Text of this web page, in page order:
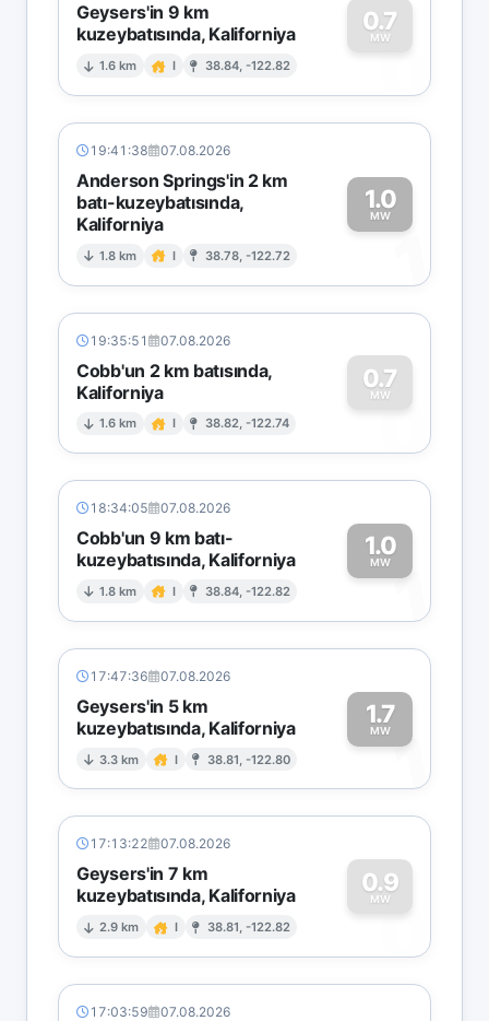
Geysers'in 9 km
kuzeybatısında, Kaliforniya
1.6 km I 38.84, -122.82
0.7
MW
0
19:41:38 07.08.2026
Anderson Springs'in 2 km
batı-kuzeybatısında,
Kaliforniya
1.8 km I 38.78, -122.72
1.0
MW
1
19:35:51 07.08.2026
Cobb'un 2 km batısında,
Kaliforniya
1.6 km I 38.82, -122.74
0.7
MW
0
18:34:05 07.08.2026
Cobb'un 9 km batı-
kuzeybatısında, Kaliforniya
1.8 km I 38.84, -122.82
1.0
MW1
17:47:36 07.08.2026
Geysers'in 5 km
kuzeybatısında, Kaliforniya
3.3 km I 38.81, -122.80
1.7
MW1
17:13:22 07.08.2026
Geysers'in 7 km
kuzeybatısında, Kaliforniya
2.9 km I 38.81, -122.82
0.9
MW
0
17:03:59 07.08.2026